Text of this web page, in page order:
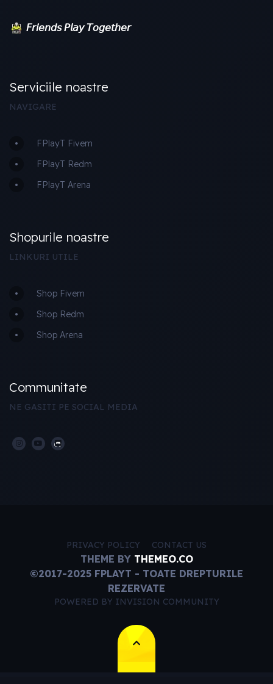
𝘍𝘳𝘪𝘦𝘯𝘥𝘴 𝘗𝘭𝘢𝘺 𝘛𝘰𝘨𝘦𝘵𝘩𝘦𝘳
Serviciile noastre
NAVIGARE
FPlayT Fivem
FPlayT Redm
FPlayT Arena
Shopurile noastre
LINKURI UTILE
Shop Fivem
Shop Redm
Shop Arena
Communitate
NE GASITI PE SOCIAL MEDIA
PRIVACY POLICY CONTACT US
THEME BY THEMEO.CO
©2017-2025 FPLAYT - TOATE DREPTURILE
REZERVATE
POWERED BY INVISION COMMUNITY